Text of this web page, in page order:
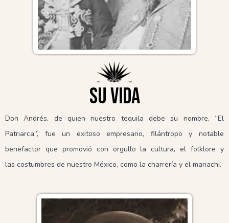
Su vida
Don Andrés, de quien nuestro tequila debe su nombre, “El
Patriarca”, fue un exitoso empresario, filántropo y notable
benefactor que promovió con orgullo la cultura, el folklore y
las costumbres de nuestro México, como la charrería y el mariachi.